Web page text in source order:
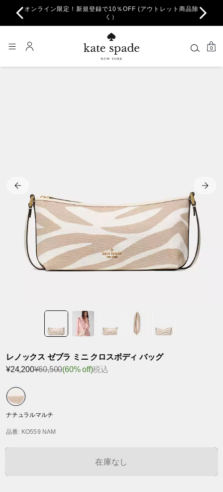
オンライン限定！新規登録で10％OFF (アウトレット商品除
く）
0
レノックス ゼブラ ミニ クロスボディ バッグ
¥24,200¥60,500(60% off)税込
ナチュラルマルチ
品番: KO559 NAM
在庫なし